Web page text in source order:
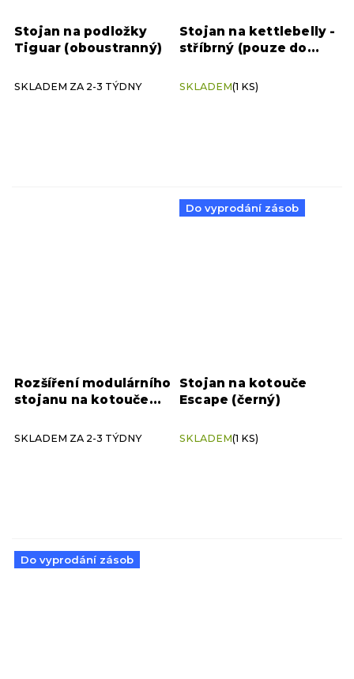
Stojan na podložky
Tiguar (oboustranný)
SKLADEM ZA 2-3 TÝDNY
Stojan na kettlebelly -
stříbrný (pouze do
SKLADEM(1 KS)
Rozšíření modulárního
stojanu na kotouče
SKLADEM ZA 2-3 TÝDNY
Do vyprodání zásob
Stojan na kotouče
Escape (černý)
SKLADEM(1 KS)
Do vyprodání zásob